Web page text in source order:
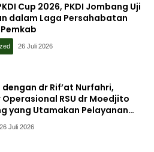
Cup 2026, PKDI Jombang Uji
dalam Laga Persahabatan
26 Juli 2026
dengan dr Rif’at Nurfahri,
RSU dr Moedjito
yang Utamakan Pelayanan
26 Juli 2026